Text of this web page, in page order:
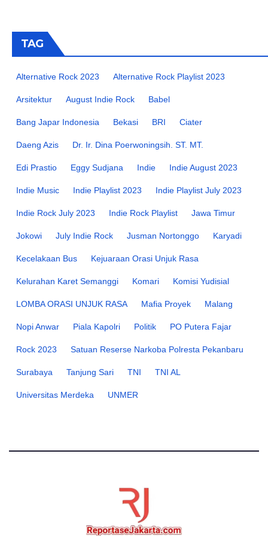
TAG
Alternative Rock 2023 Alternative Rock Playlist 2023
Arsitektur August Indie Rock Babel
Bang Japar Indonesia Bekasi BRI Ciater
Daeng Azis Dr. Ir. Dina Poerwoningsih. ST. MT.
Edi Prastio Eggy Sudjana Indie Indie August 2023
Indie Music Indie Playlist 2023 Indie Playlist July 2023
Indie Rock July 2023 Indie Rock Playlist Jawa Timur
Jokowi July Indie Rock Jusman Nortonggo Karyadi
Kecelakaan Bus Kejuaraan Orasi Unjuk Rasa
Kelurahan Karet Semanggi Komari Komisi Yudisial
LOMBA ORASI UNJUK RASA Mafia Proyek Malang
Nopi Anwar Piala Kapolri Politik PO Putera Fajar
Rock 2023 Satuan Reserse Narkoba Polresta Pekanbaru
Surabaya Tanjung Sari TNI TNI AL
Universitas Merdeka UNMER